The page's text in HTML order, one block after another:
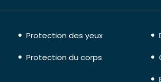
Protection des yeux
Protection du corps